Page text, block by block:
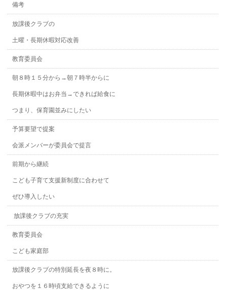
備考
放課後クラブの
土曜・長期休暇対応改善
教育委員会
朝８時１５分から→朝７時半からに
長期休暇中はお弁当→できれば給食に
つまり、保育園並みにしたい
予算要望で提案
会派メンバーが委員会で提言
前期から継続
こども子育て支援新制度に合わせて
ぜひ導入したい
放課後クラブの充実
教育委員会
こども家庭部
放課後クラブの特別延長を夜８時に。
おやつを１６時頃支給できるように